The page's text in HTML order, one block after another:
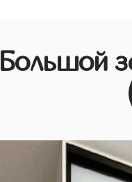
Большой